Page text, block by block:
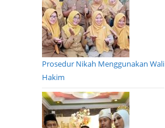
Prosedur Nikah Menggunakan Wali
Hakim